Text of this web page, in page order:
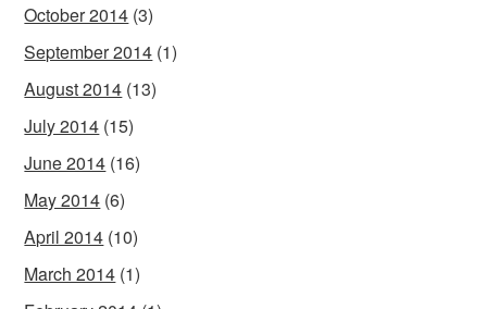
October 2014 (3)
September 2014 (1)
August 2014 (13)
July 2014 (15)
June 2014 (16)
May 2014 (6)
April 2014 (10)
March 2014 (1)